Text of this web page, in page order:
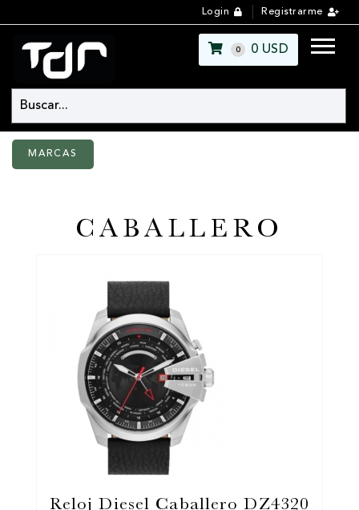
Login Registrarme
0 0 USD
MARCAS
CABALLERO
Reloj Diesel Caballero DZ4320